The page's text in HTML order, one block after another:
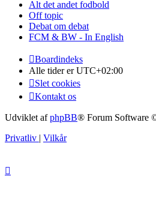
Alt det andet fodbold
Off topic
Debat om debat
FCM & BW - In English
Boardindeks
Alle tider erUTC+02:00
Slet cookies
Kontakt os
Udviklet afphpBB® Forum Software
Privatliv | Vilkår